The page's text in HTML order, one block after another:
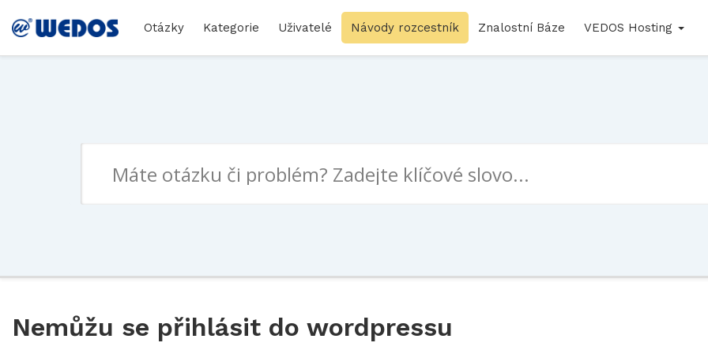
Otázky Kategorie Uživatelé Návody rozcestník Znalostní Báze VEDOS Hosting
Nemůžu se přihlásit do wordpressu